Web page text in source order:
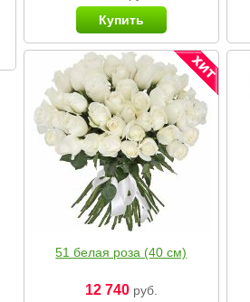
Купить
51 белая роза (40 см)
12 740руб.